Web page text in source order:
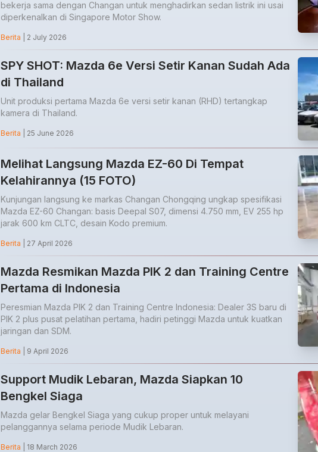
bekerja sama dengan Changan untuk menghadirkan sedan listrik ini usai
diperkenalkan di Singapore Motor Show.
Berita | 2 July 2026
SPY SHOT: Mazda 6e Versi Setir Kanan Sudah Ada
di Thailand
Unit produksi pertama Mazda 6e versi setir kanan (RHD) tertangkap
kamera di Thailand.
Berita | 25 June 2026
Melihat Langsung Mazda EZ-60 Di Tempat
Kelahirannya (15 FOTO)
Kunjungan langsung ke markas Changan Chongqing ungkap spesifikasi
Mazda EZ-60 Changan: basis Deepal S07, dimensi 4.750 mm, EV 255 hp
jarak 600 km CLTC, desain Kodo premium.
Berita | 27 April 2026
Mazda Resmikan Mazda PIK 2 dan Training Centre
Pertama di Indonesia
Peresmian Mazda PIK 2 dan Training Centre Indonesia: Dealer 3S baru di
PIK 2 plus pusat pelatihan pertama, hadiri petinggi Mazda untuk kuatkan
jaringan dan SDM.
Berita | 9 April 2026
Support Mudik Lebaran, Mazda Siapkan 10
Bengkel Siaga
Mazda gelar Bengkel Siaga yang cukup proper untuk melayani
pelanggannya selama periode Mudik Lebaran.
Berita | 18 March 2026